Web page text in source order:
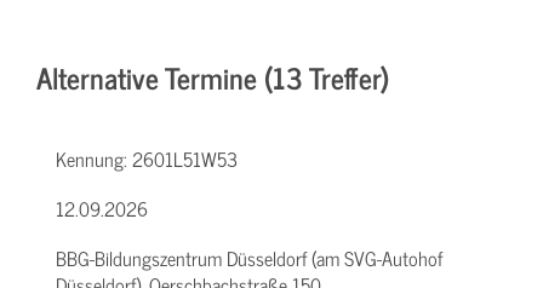
Alternative Termine (13 Treffer)
Kennung:2601L51W53
12.09.2026
BBG-Bildungszentrum Düsseldorf (am SVG-Autohof